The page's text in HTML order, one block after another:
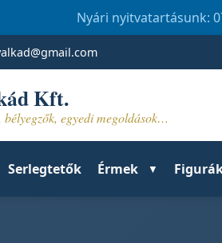
Nyári nyitvatartásunk:
Kft.
bélyegzők, egyedi megoldások…
Serlegtetők Érmek